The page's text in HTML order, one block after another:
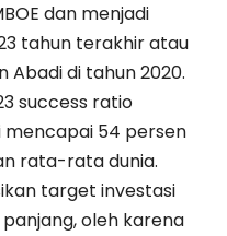
dan menjadi
tahun terakhir atau
Abadi di tahun 2020.
success ratio
54 persen
rata-rata dunia.
target investasi
oleh karena